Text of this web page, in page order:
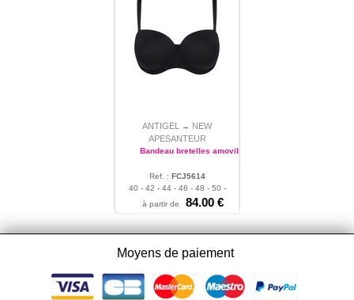
ANTIGEL → NEW
APESANTEUR
Bandeau bretelles amovibles
Ref. : FCJ5614
40 - 42 - 44 - 46 - 48 - 50 -
85 - 90 - 95 - 100 - 105
à partir de 84.00 €
Moyens de paiement